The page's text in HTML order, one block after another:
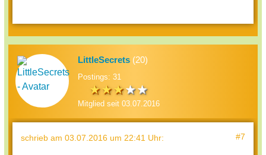
LittleSecrets (20)
Postings: 31
Mitglied seit 03.07.2016
schrieb am 03.07.2016 um 22:41 Uhr: #7